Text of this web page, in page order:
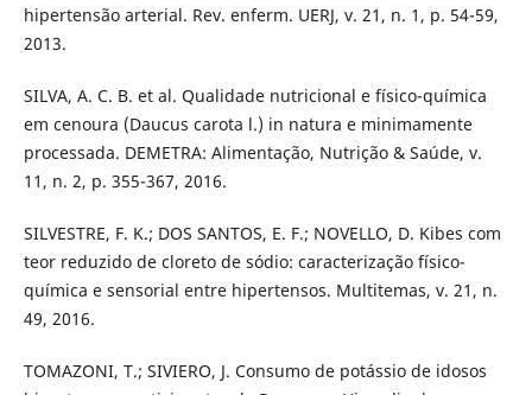
hipertensão arterial. Rev. enferm. UERJ, v. 21, n. 1, p. 54-59,
2013.
SILVA, A. C. B. et al. Qualidade nutricional e físico-química
em cenoura (Daucus carota l.) in natura e minimamente
processada. DEMETRA: Alimentação, Nutrição & Saúde, v.
11, n. 2, p. 355-367, 2016.
SILVESTRE, F. K.; DOS SANTOS, E. F.; NOVELLO, D. Kibes com
teor reduzido de cloreto de sódio: caracterização físico-
química e sensorial entre hipertensos. Multitemas, v. 21, n.
49, 2016.
TOMAZONI, T.; SIVIERO, J. Consumo de potássio de idosos